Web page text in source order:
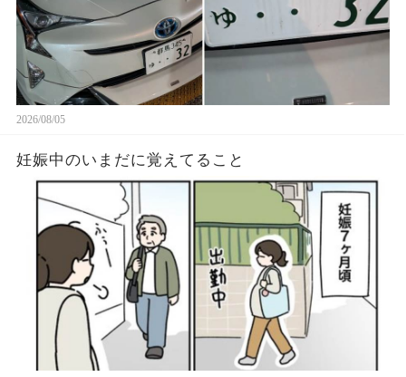
2026/08/05
妊娠中のいまだに覚えてること